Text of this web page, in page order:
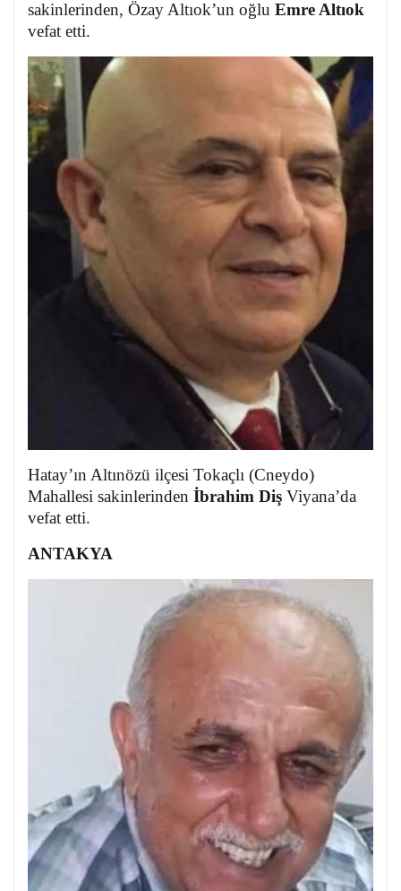
sakinlerinden, Özay Altıok’un oğlu Emre Altıok
vefat etti.
Hatay’ın Altınözü ilçesi Tokaçlı (Cneydo)
Mahallesi sakinlerinden İbrahim Diş Viyana’da
vefat etti.
ANTAKYA